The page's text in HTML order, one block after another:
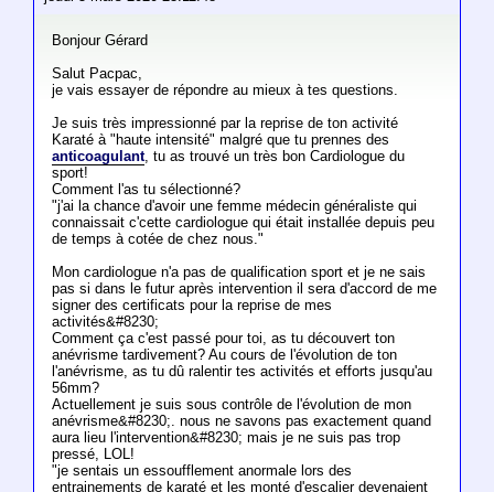
Bonjour Gérard
Salut Pacpac,
je vais essayer de répondre au mieux à tes questions.
Je suis très impressionné par la reprise de ton activité
Karaté à "haute intensité" malgré que tu prennes des
anticoagulant, tu as trouvé un très bon Cardiologue du
sport!
Comment l'as tu sélectionné?
"j'ai la chance d'avoir une femme médecin généraliste qui
connaissait c'cette cardiologue qui était installée depuis peu
de temps à cotée de chez nous."
Mon cardiologue n'a pas de qualification sport et je ne sais
pas si dans le futur après intervention il sera d'accord de me
signer des certificats pour la reprise de mes
activités&#8230;
Comment ça c'est passé pour toi, as tu découvert ton
anévrisme tardivement? Au cours de l'évolution de ton
l'anévrisme, as tu dû ralentir tes activités et efforts jusqu'au
56mm?
Actuellement je suis sous contrôle de l'évolution de mon
anévrisme&#8230;. nous ne savons pas exactement quand
aura lieu l'intervention&#8230; mais je ne suis pas trop
pressé, LOL!
"je sentais un essoufflement anormale lors des
entrainements de karaté et les monté d'escalier devenaient